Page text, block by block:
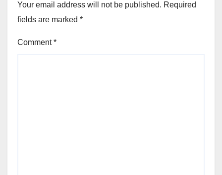
Your email address will not be published. Required
fields are marked *
Comment*